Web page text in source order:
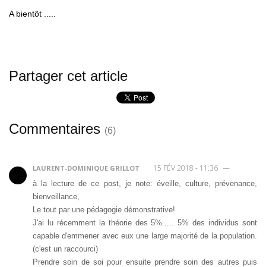
A bientôt .....
Partager cet article
Commentaires (6)
LAURENT-DOMINIQUE GRILLOT 15 FÉV 2018 - 11:36 —
à la lecture de ce post, je note: éveille, culture, prévenance,
bienveillance,
Le tout par une pédagogie démonstrative!
J'ai lu récemment la théorie des 5%..... 5% des individus sont
capable d'emmener avec eux une large majorité de la population.
(c'est un raccourci)
Prendre soin de soi pour ensuite prendre soin des autres puis